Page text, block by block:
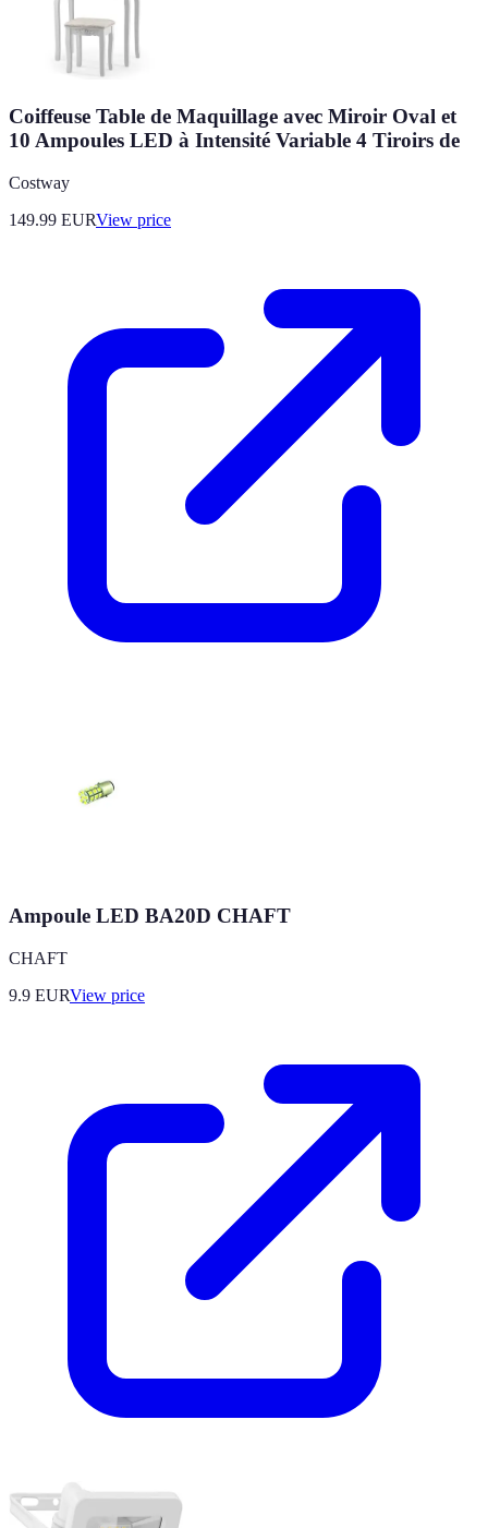
Coiffeuse Table de Maquillage avec Miroir Oval et
10 Ampoules LED à Intensité Variable 4 Tiroirs de
Costway
149.99 EURView price
Ampoule LED BA20D CHAFT
CHAFT
9.9 EURView price